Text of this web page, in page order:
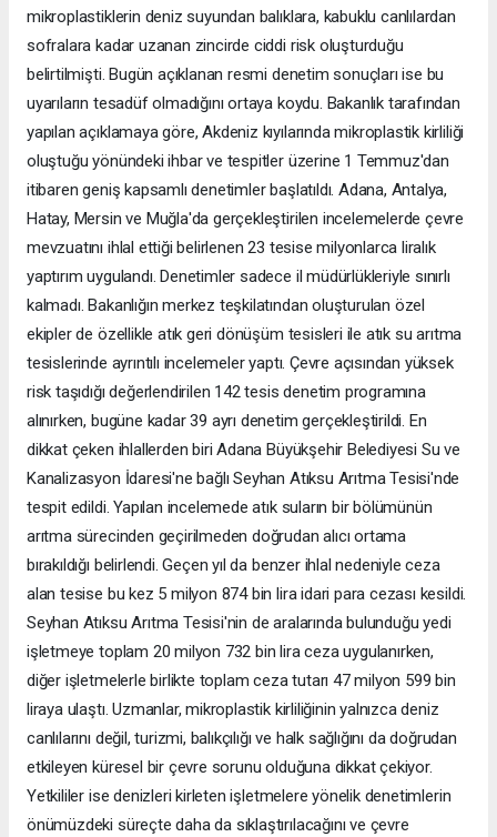
mikroplastiklerin deniz suyundan balıklara, kabuklu canlılardan
sofralara kadar uzanan zincirde ciddi risk oluşturduğu
belirtilmişti. Bugün açıklanan resmi denetim sonuçları ise bu
uyarıların tesadüf olmadığını ortaya koydu. Bakanlık tarafından
yapılan açıklamaya göre, Akdeniz kıyılarında mikroplastik kirliliği
oluştuğu yönündeki ihbar ve tespitler üzerine 1 Temmuz'dan
itibaren geniş kapsamlı denetimler başlatıldı. Adana, Antalya,
Hatay, Mersin ve Muğla'da gerçekleştirilen incelemelerde çevre
mevzuatını ihlal ettiği belirlenen 23 tesise milyonlarca liralık
yaptırım uygulandı. Denetimler sadece il müdürlükleriyle sınırlı
kalmadı. Bakanlığın merkez teşkilatından oluşturulan özel
ekipler de özellikle atık geri dönüşüm tesisleri ile atık su arıtma
tesislerinde ayrıntılı incelemeler yaptı. Çevre açısından yüksek
risk taşıdığı değerlendirilen 142 tesis denetim programına
alınırken, bugüne kadar 39 ayrı denetim gerçekleştirildi. En
dikkat çeken ihlallerden biri Adana Büyükşehir Belediyesi Su ve
Kanalizasyon İdaresi'ne bağlı Seyhan Atıksu Arıtma Tesisi'nde
tespit edildi. Yapılan incelemede atık suların bir bölümünün
arıtma sürecinden geçirilmeden doğrudan alıcı ortama
bırakıldığı belirlendi. Geçen yıl da benzer ihlal nedeniyle ceza
alan tesise bu kez 5 milyon 874 bin lira idari para cezası kesildi.
Seyhan Atıksu Arıtma Tesisi'nin de aralarında bulunduğu yedi
işletmeye toplam 20 milyon 732 bin lira ceza uygulanırken,
diğer işletmelerle birlikte toplam ceza tutarı 47 milyon 599 bin
liraya ulaştı. Uzmanlar, mikroplastik kirliliğinin yalnızca deniz
canlılarını değil, turizmi, balıkçılığı ve halk sağlığını da doğrudan
etkileyen küresel bir çevre sorunu olduğuna dikkat çekiyor.
Yetkililer ise denizleri kirleten işletmelere yönelik denetimlerin
önümüzdeki süreçte daha da sıklaştırılacağını ve çevre